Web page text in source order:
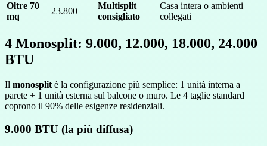
Oltre 70
mq
23.800+
Multisplit
consigliato
Casa intera o ambienti
collegati
4 Monosplit: 9.000, 12.000, 18.000, 24.000
BTU
Il monosplit è la configurazione più semplice: 1 unità interna a
parete + 1 unità esterna sul balcone o muro. Le 4 taglie standard
coprono il 90% delle esigenze residenziali.
9.000 BTU (la più diffusa)